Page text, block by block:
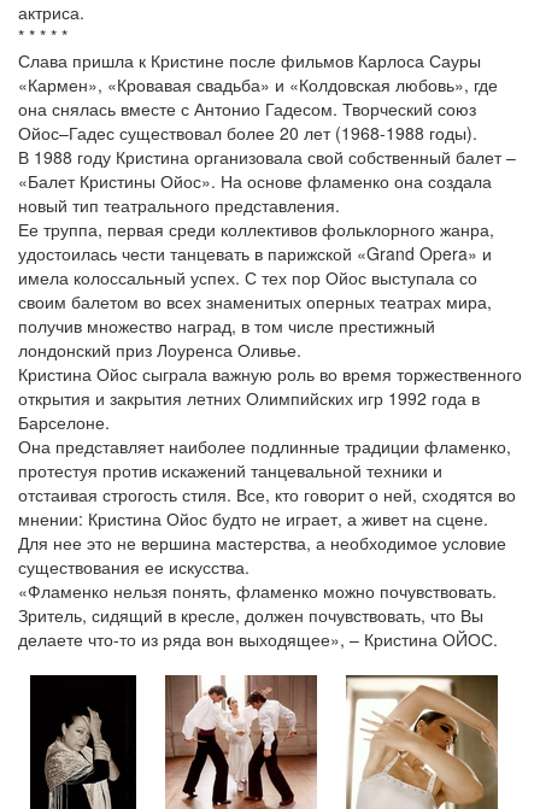
актриса.
* * * * *
Слава пришла к Кристине после фильмов Карлоса Сауры
«Кармен», «Кровавая свадьба» и «Колдовская любовь», где
она снялась вместе с Антонио Гадесом. Творческий союз
Ойос–Гадес существовал более 20 лет (1968-1988 годы).
В 1988 году Кристина организовала свой собственный балет –
«Балет Кристины Ойос». На основе фламенко она создала
новый тип театрального представления.
Ее труппа, первая среди коллективов фольклорного жанра,
удостоилась чести танцевать в парижской «Grand Opera» и
имела колоссальный успех. С тех пор Ойос выступала со
своим балетом во всех знаменитых оперных театрах мира,
получив множество наград, в том числе престижный
лондонский приз Лоуренса Оливье.
Кристина Ойос сыграла важную роль во время торжественного
открытия и закрытия летних Олимпийских игр 1992 года в
Барселоне.
Она представляет наиболее подлинные традиции фламенко,
протестуя против искажений танцевальной техники и
отстаивая строгость стиля. Все, кто говорит о ней, сходятся во
мнении: Кристина Ойос будто не играет, а живет на сцене.
Для нее это не вершина мастерства, а необходимое условие
существования ее искусства.
«Фламенко нельзя понять, фламенко можно почувствовать.
Зритель, сидящий в кресле, должен почувствовать, что Вы
делаете что-то из ряда вон выходящее», – Кристина ОЙОС.